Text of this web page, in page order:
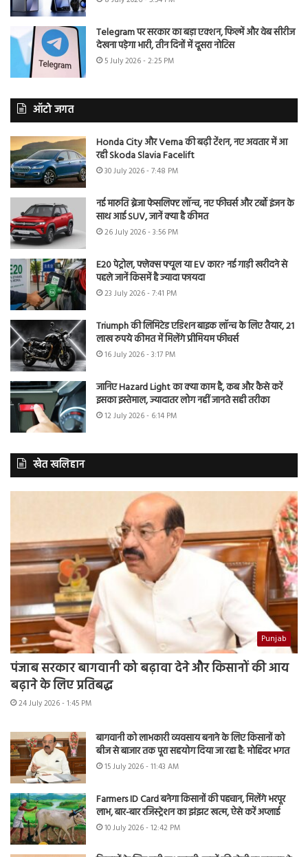
Telegram पर सरकार का बड़ा एक्शन, फिल्में और वेब सीरीज
देखना पड़ेगा भारी, तीन दिनों में दूसरा नोटिस
5 July 2026 - 2:25 PM
ऑटो जगत
Honda City और Verna की बढ़ी टेंशन, नए अवतार में आ
रही Skoda Slavia Facelift
30 July 2026 - 7:48 PM
नई मारुति ब्रेजा फेसलिफ्ट लॉन्च, नए फीचर्स और टर्बो इंजन के
साथ आई SUV, जानें क्या है कीमत
26 July 2026 - 3:56 PM
E20 पेट्रोल, फ्लेक्स फ्यूल या EV कार? नई गाड़ी खरीदने से
पहले जानें किसमें है ज्यादा फायदा
23 July 2026 - 7:41 PM
Triumph की लिमिटेड एडिशन बाइक लॉन्च के लिए तैयार, 21
लाख रुपये कीमत में मिलेंगे प्रीमियम फीचर्स
16 July 2026 - 3:17 PM
जानिए Hazard Light का क्या काम है, कब और कैसे करें
इसका इस्तेमाल, ज्यादातर लोग नहीं जानते सही तरीका
12 July 2026 - 6:14 PM
खेत खलिहान
Punjab
पंजाब सरकार बागवानी को बढ़ावा देने और किसानों की आय
बढ़ाने के लिए प्रतिबद्ध
24 July 2026 - 1:45 PM
बागवानी को लाभकारी व्यवसाय बनाने के लिए किसानों को
बीज से बाजार तक पूरा सहयोग दिया जा रहा है: मोहिंदर भगत
15 July 2026 - 11:43 AM
Farmers ID Card बनेगा किसानों की पहचान, मिलेंगे भरपूर
लाभ, बार-बार रजिस्ट्रेशन का झंझट खत्म, ऐसे करें अप्लाई
10 July 2026 - 12:42 PM